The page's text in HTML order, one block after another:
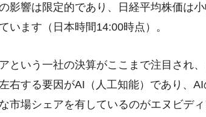
影響は限定的であり、日経平均株価は
います（日本時間14:00時点）。
という一社の決算がここまで注目され
右する要因がAI（人工知能）であり、
市場シェアを有しているのがエヌビデ